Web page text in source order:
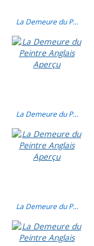
La Demeure du P...
La Demeure du P...
La Demeure du P...